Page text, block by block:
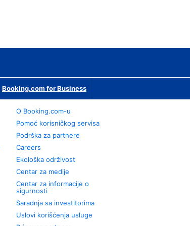
Booking.com for Business
О Booking.com-u
Pomoć korisničkog servisa
Podrška za partnere
Careers
Ekološka održivost
Centar za medije
Centar za informacije o
sigurnosti
Saradnja sa investitorima
Uslovi korišćenja usluge